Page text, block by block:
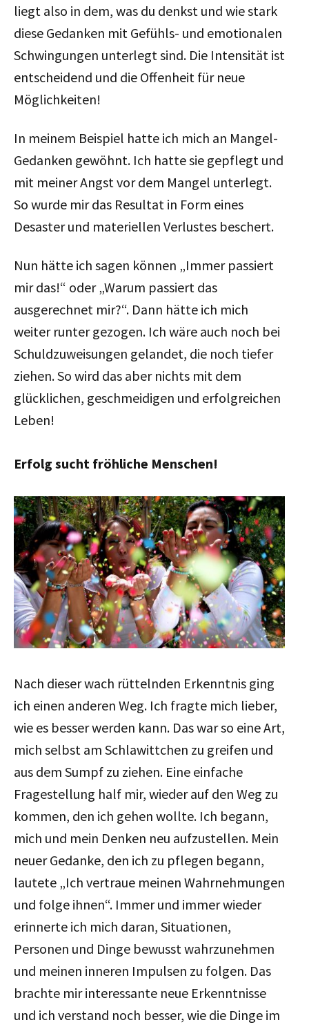
liegt also in dem, was du denkst und wie stark
diese Gedanken mit Gefühls- und emotionalen
Schwingungen unterlegt sind. Die Intensität ist
entscheidend und die Offenheit für neue
Möglichkeiten!
In meinem Beispiel hatte ich mich an Mangel-
Gedanken gewöhnt. Ich hatte sie gepflegt und
mit meiner Angst vor dem Mangel unterlegt.
So wurde mir das Resultat in Form eines
Desaster und materiellen Verlustes beschert.
Nun hätte ich sagen können „Immer passiert
mir das!“ oder „Warum passiert das
ausgerechnet mir?“. Dann hätte ich mich
weiter runter gezogen. Ich wäre auch noch bei
Schuldzuweisungen gelandet, die noch tiefer
ziehen. So wird das aber nichts mit dem
glücklichen, geschmeidigen und erfolgreichen
Leben!
Erfolg sucht fröhliche Menschen!
Nach dieser wach rüttelnden Erkenntnis ging
ich einen anderen Weg. Ich fragte mich lieber,
wie es besser werden kann. Das war so eine Art,
mich selbst am Schlawittchen zu greifen und
aus dem Sumpf zu ziehen. Eine einfache
Fragestellung half mir, wieder auf den Weg zu
kommen, den ich gehen wollte. Ich begann,
mich und mein Denken neu aufzustellen. Mein
neuer Gedanke, den ich zu pflegen begann,
lautete „Ich vertraue meinen Wahrnehmungen
und folge ihnen“. Immer und immer wieder
erinnerte ich mich daran, Situationen,
Personen und Dinge bewusst wahrzunehmen
und meinen inneren Impulsen zu folgen. Das
brachte mir interessante neue Erkenntnisse
und ich verstand noch besser, wie die Dinge im